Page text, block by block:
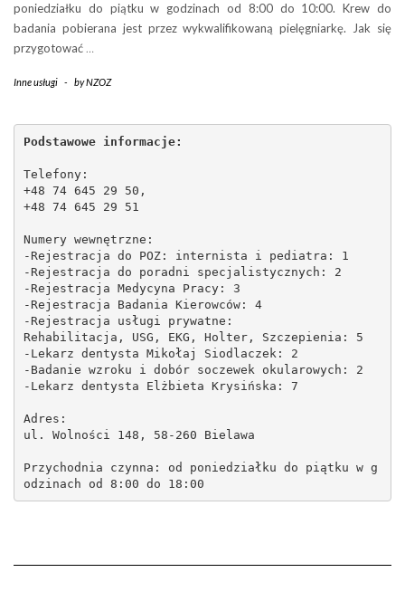
poniedziałku do piątku w godzinach od 8:00 do 10:00. Krew do
badania pobierana jest przez wykwalifikowaną pielęgniarkę. Jak się
przygotować …
Inne usługi - byNZOZ
Podstawowe informacje:
Telefony:
+48 74 645 29 50,
+48 74 645 29 51
Numery wewnętrzne:
-Rejestracja do POZ: internista i pediatra: 1
-Rejestracja do poradni specjalistycznych: 2
-Rejestracja Medycyna Pracy: 3
-Rejestracja Badania Kierowców: 4
-Rejestracja usługi prywatne:
Rehabilitacja, USG, EKG, Holter, Szczepienia: 5
-Lekarz dentysta Mikołaj Siodlaczek: 2
-Badanie wzroku i dobór soczewek okularowych: 2
-Lekarz dentysta Elżbieta Krysińska: 7
Adres:
ul. Wolności 148, 58-260 Bielawa
Przychodnia czynna: od poniedziałku do piątku w g
odzinach od 8:00 do 18:00